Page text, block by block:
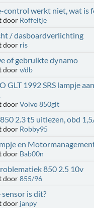
control werkt niet, wat is
door Roffeltje
/ dasboardverlichting
door ris
of gebruikte dynamo
doorv/db
GLT 1992 SRS lampje
doorVolvo 850glt
2.3 t5 uitlezen, obd
door Robby95
en
door Bab00n
850 2.5 10v
door855/96
is dit?
door janpy